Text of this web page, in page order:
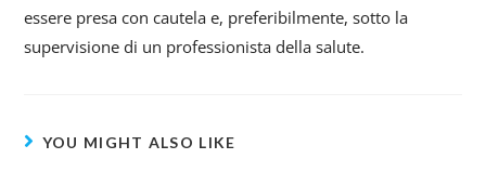
essere presa con cautela e, preferibilmente, sotto la
supervisione di un professionista della salute.
YOU MIGHT ALSO LIKE